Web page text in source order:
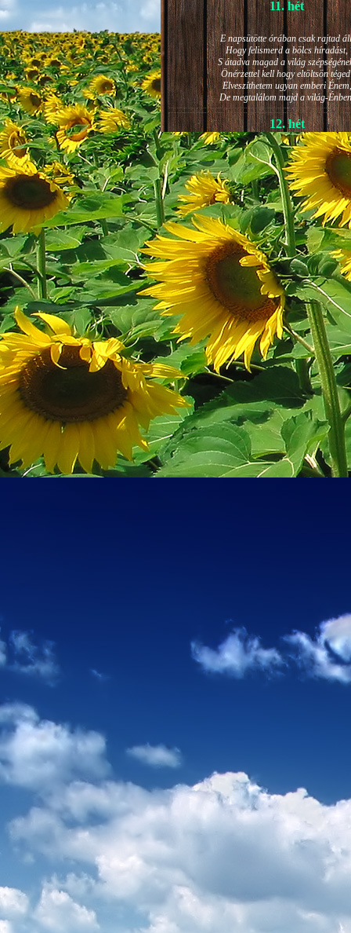
11. hét
E napsütötte órában csak rajtad
Hogy felismerd a bölcs híradást,
S átadva magad a világ
Önérzettel kell hogy eltöltsön
Elveszíthetem ugyan emberi Énem,
De megtalálom majd a világ-
12. hét
JÁNOS-NAPI HANGULAT
A világ szépséges ragyogása -
Lelkem mélyéről - arra kényszerít,
Késztessem kozmikus
Életem isteni képességeit:
Hogy saját lényemet elhagyjam,
S bizakodva keressem önmagam
A kozmikus hő- és fényáradatban.
13. hét
És szárnyalván érzéki
Lelkem mélységeiben is fellobban,
S az isteni igazság szava szól
A szellem tüzének világából:
Szellemi alapjaidhoz eljutva ismerd
Hogy rokonságban állsz a
14. hét
Átadva magam az érzékek
Elveszítettem azt, ami saját lényem
S már úgy tűnt, hogy a gondolkodás
Kábulttá vált Énemet is magával
De ébresztőleg hatva rám az érzéki
Saját behatárolt Énem.
16. hét
Hogy bensőmben maradjon rejtve a szellem
Megérzésem tőlem most szigorral ezt
Így szól a kozmikus Ige,
Melyet érzékeim kapuin
Vezethettem lelkem mélységeibe:
Kozmikus távlataimmal töltsd be
Szellemed mélységeit, hogy
Megtalálhass engem -
Kitágíthatom-e annyira a lelkem,
Hogy a kozmikus Igével
Melynek csíráját már magába